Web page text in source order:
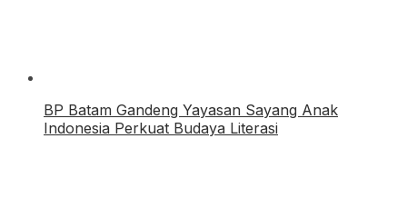
BP Batam Gandeng Yayasan Sayang Anak
Indonesia Perkuat Budaya Literasi